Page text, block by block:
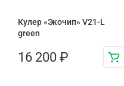
Кулер «Экочип» V21-L
green
16 200 ₽